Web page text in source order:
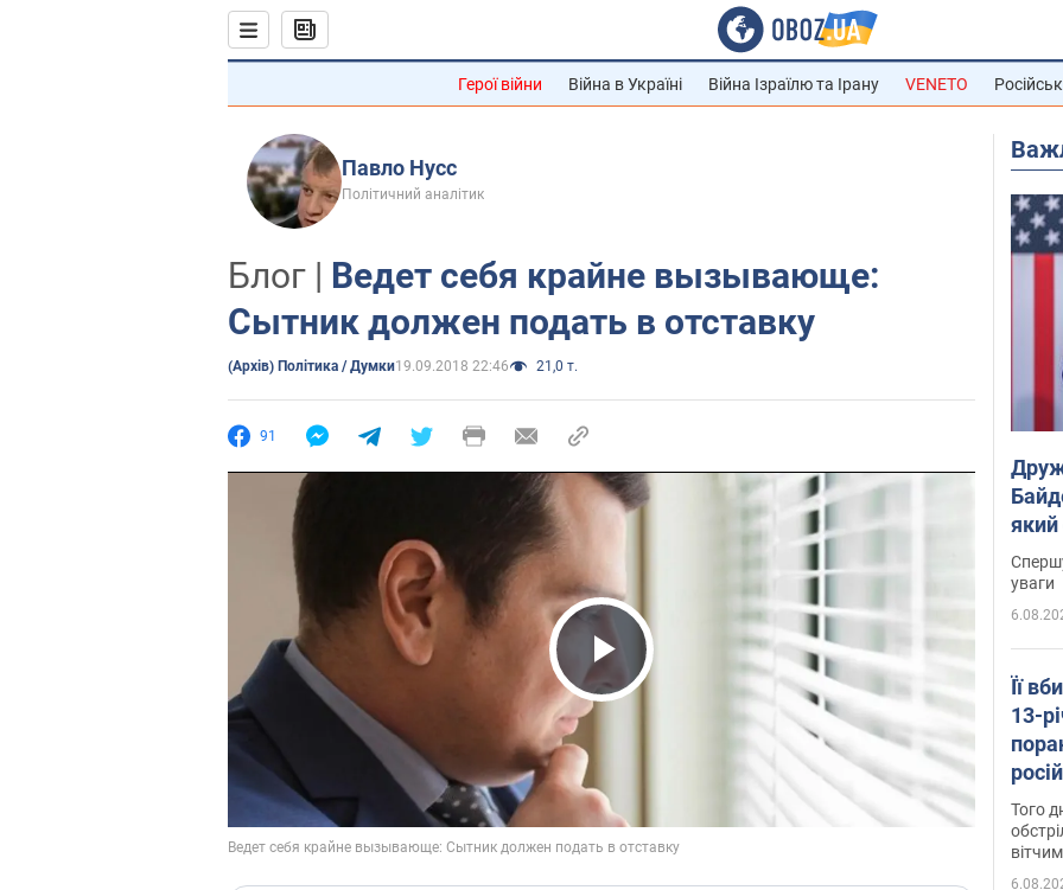
Герої війни Війна в Україні Війна Ізраїлю та Ірану VENETO
Павло Нусс
Політичний аналітик
Блог | Ведет себя крайне вызывающе:
Сытник должен подать в отставку
(Архів) Політика / Думки19.09.2018 22:46 21,0 т.
91
Play Video
який
уваги
Її
13-
Того